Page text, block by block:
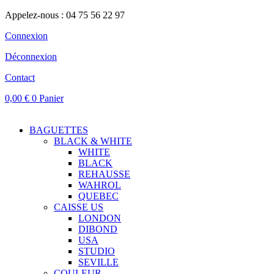
Appelez-nous : 04 75 56 22 97
Connexion
Déconnexion
Contact
0,00 € 0 Panier
BAGUETTES
BLACK & WHITE
WHITE
BLACK
REHAUSSE
WAHROL
QUEBEC
CAISSE US
LONDON
DIBOND
USA
STUDIO
SEVILLE